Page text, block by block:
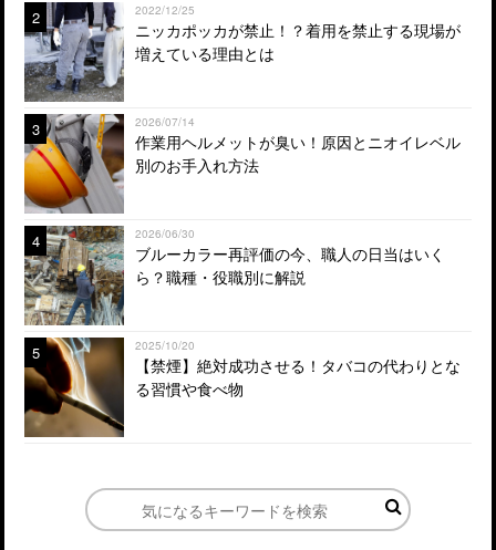
2 2022/12/25
ニッカポッカが禁止！？着用を禁止する現場が
増えている理由とは
3 2026/07/14
作業用ヘルメットが臭い！原因とニオイレベル
別のお手入れ方法
4 2026/06/30
ブルーカラー再評価の今、職人の日当はいく
ら？職種・役職別に解説
5 2025/10/20
【禁煙】絶対成功させる！タバコの代わりとな
る習慣や食べ物